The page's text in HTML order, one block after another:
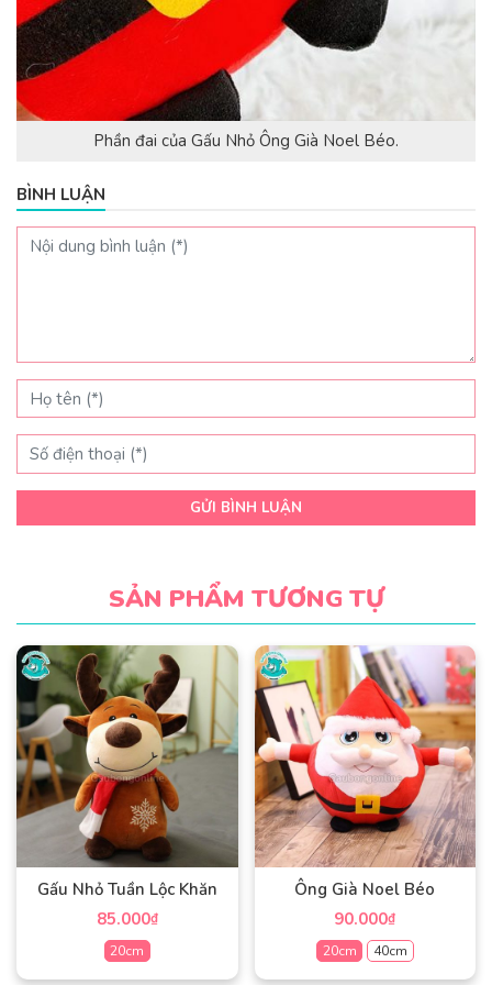
Phần đai của Gấu Nhỏ Ông Già Noel Béo.
BÌNH LUẬN
GỬI BÌNH LUẬN
SẢN PHẨM TƯƠNG TỰ
Gấu Nhỏ Tuần Lộc Khăn
85.000₫
20cm
Ông Già Noel Béo
90.000₫
20cm
40cm